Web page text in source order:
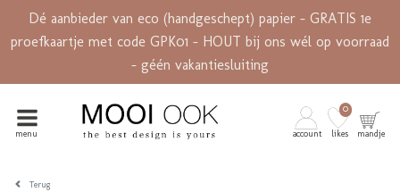
Dé aanbieder van eco (handgeschept) papier - GRATIS 1e
proefkaartje met code GPK01 - HOUT bij ons wél op voorraad
- géén vakantiesluiting
menu account likes
0
mandje
Terug